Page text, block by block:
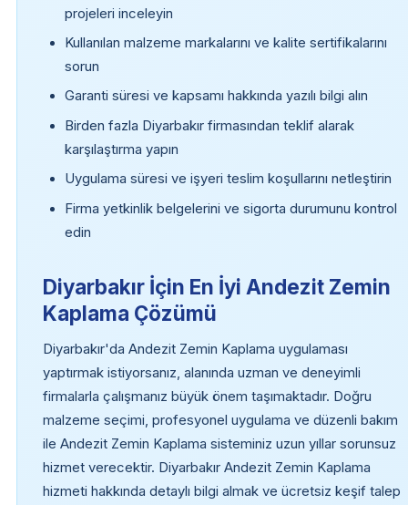
projeleri inceleyin
Kullanılan malzeme markalarını ve kalite sertifikalarını
sorun
Garanti süresi ve kapsamı hakkında yazılı bilgi alın
Birden fazla Diyarbakır firmasından teklif alarak
karşılaştırma yapın
Uygulama süresi ve işyeri teslim koşullarını netleştirin
Firma yetkinlik belgelerini ve sigorta durumunu kontrol
edin
Diyarbakır İçin En İyi Andezit Zemin
Kaplama Çözümü
Diyarbakır'da Andezit Zemin Kaplama uygulaması
yaptırmak istiyorsanız, alanında uzman ve deneyimli
firmalarla çalışmanız büyük önem taşımaktadır. Doğru
malzeme seçimi, profesyonel uygulama ve düzenli bakım
ile Andezit Zemin Kaplama sisteminiz uzun yıllar sorunsuz
hizmet verecektir. Diyarbakır Andezit Zemin Kaplama
hizmeti hakkında detaylı bilgi almak ve ücretsiz keşif talep